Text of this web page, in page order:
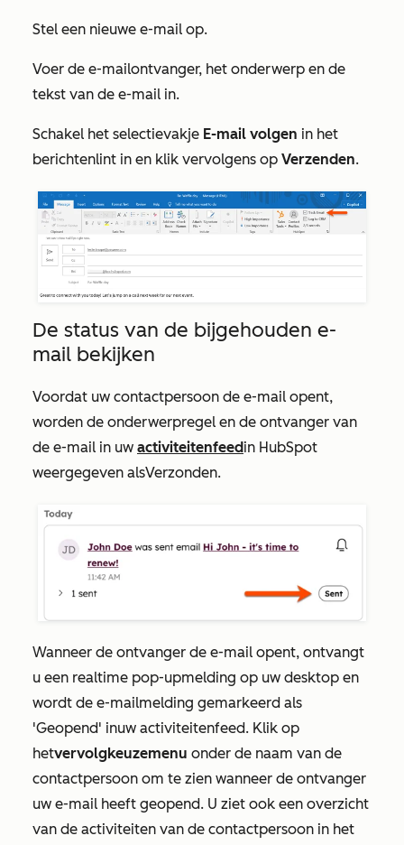
Stel een nieuwe e-mail op.
Voer de e-mailontvanger, het onderwerp en de
tekst van de e-mail in.
Schakel het selectievakje E-mail volgen in het
berichtenlint in en klik vervolgens op Verzenden.
De status van de bijgehouden e-
mail bekijken
Voordat uw contactpersoon de e-mail opent,
worden de onderwerpregel en de ontvanger van
de e-mail in uw activiteitenfeedin HubSpot
weergegeven alsVerzonden.
Wanneer de ontvanger de e-mail opent, ontvangt
u een realtime pop-upmelding op uw desktop en
wordt de e-mailmelding gemarkeerd als
'Geopend' inuw activiteitenfeed. Klik op
hetvervolgkeuzemenu onder de naam van de
contactpersoon om te zien wanneer de ontvanger
uw e-mail heeft geopend. U ziet ook een overzicht
van de activiteiten van de contactpersoon in het